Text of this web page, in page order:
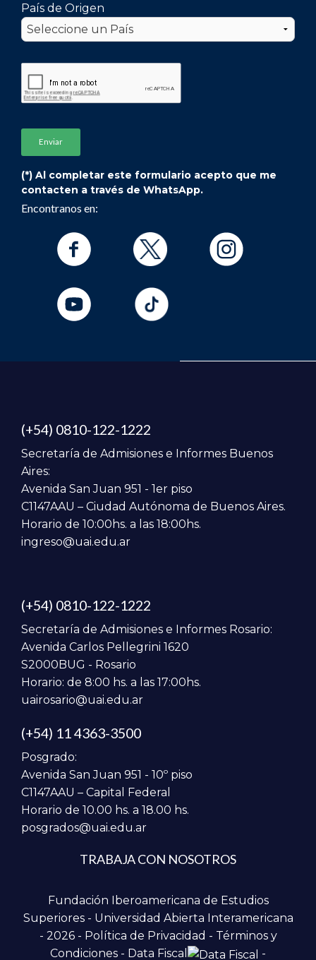
País de Origen
(*) Al completar este formulario acepto que me
contacten a través de WhatsApp.
Encontranos en:
(+54) 0810-122-1222
Secretaría de Admisiones e Informes Buenos
Aires:
Avenida San Juan 951 - 1er piso
C1147AAU – Ciudad Autónoma de Buenos Aires.
Horario de 10:00hs. a las 18:00hs.
ingreso@uai.edu.ar
(+54) 0810-122-1222
Secretaría de Admisiones e Informes Rosario:
Avenida Carlos Pellegrini 1620
S2000BUG - Rosario
Horario: de 8:00 hs. a las 17:00hs.
uairosario@uai.edu.ar
(+54) 11 4363-3500
Posgrado:
Avenida San Juan 951 - 10º piso
C1147AAU – Capital Federal
Horario de 10.00 hs. a 18.00 hs.
posgrados@uai.edu.ar
TRABAJA CON NOSOTROS
Fundación Iberoamericana de Estudios
Superiores - Universidad Abierta Interamericana
- 2026 - Política de Privacidad - Términos y
Condiciones - Data Fiscal -